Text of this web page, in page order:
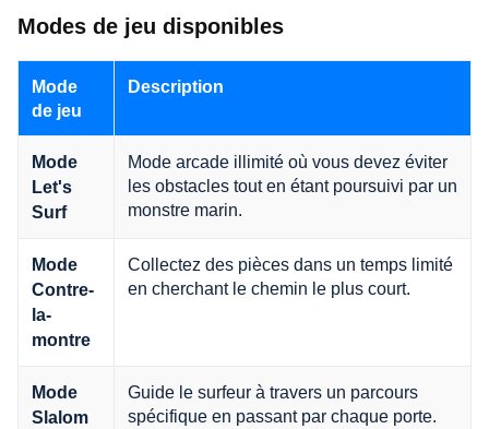
Modes de jeu disponibles
Mode
de jeu
Description
Mode
Let's
Surf
Mode arcade illimité où vous devez éviter
les obstacles tout en étant poursuivi par un
monstre marin.
Mode
Contre-
la-
montre
Collectez des pièces dans un temps limité
en cherchant le chemin le plus court.
Mode
Slalom
Guide le surfeur à travers un parcours
spécifique en passant par chaque porte.